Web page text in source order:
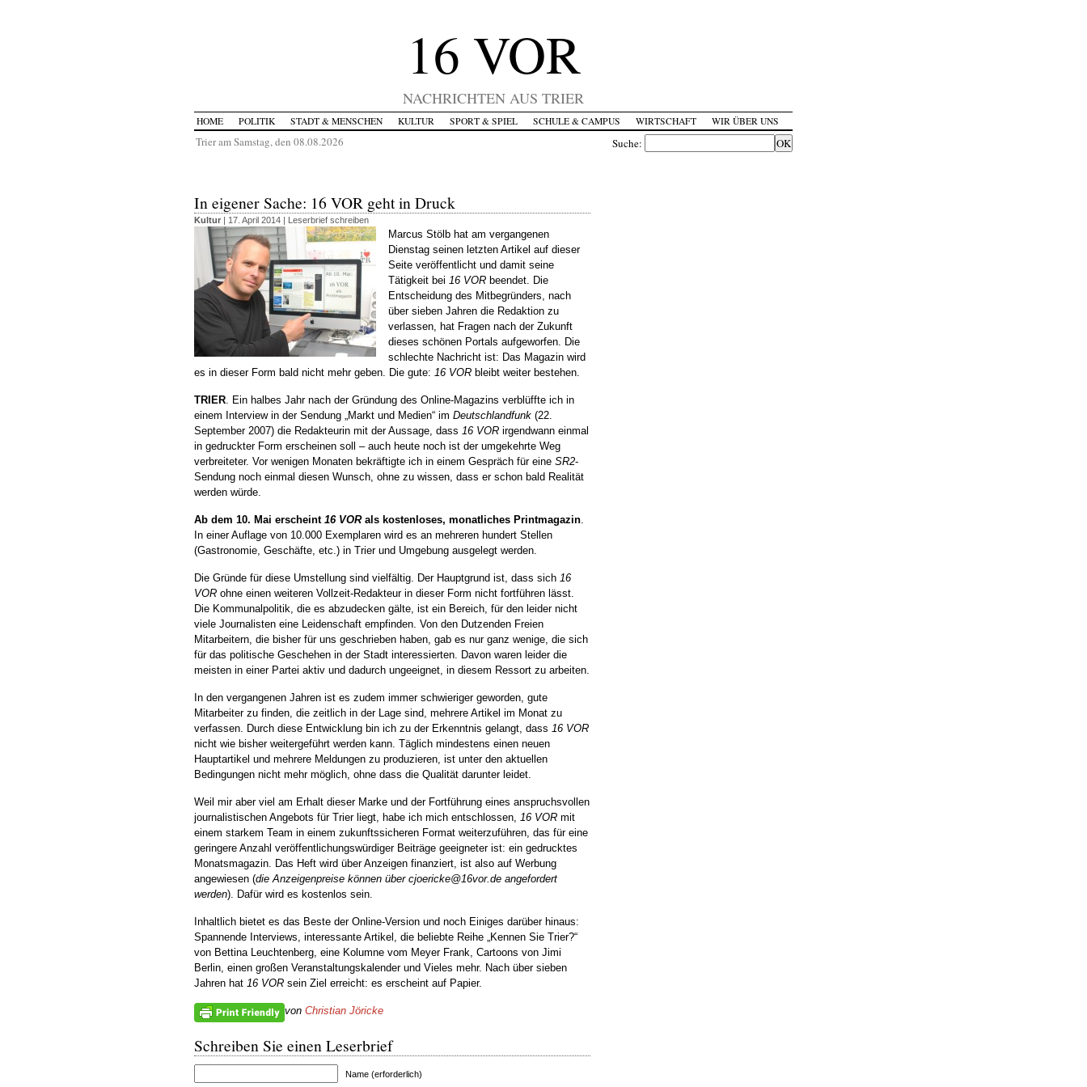
16 VOR
NACHRICHTEN AUS TRIER
HOME POLITIK STADT & MENSCHEN KULTUR SPORT & SPIEL SCHULE & CAMPUS WIRTSCHAFT WIR ÜBER UNS
Trier am Samstag, den 08.08.2026 Suche:
In eigener Sache: 16 VOR geht in Druck
Kultur | 17. April 2014 | Leserbrief schreiben
Marcus Stölb hat am vergangenen
Dienstag seinen letzten Artikel auf dieser
Seite veröffentlicht und damit seine
Tätigkeit bei 16 VOR beendet. Die
Entscheidung des Mitbegründers, nach
über sieben Jahren die Redaktion zu
verlassen, hat Fragen nach der Zukunft
dieses schönen Portals aufgeworfen. Die
schlechte Nachricht ist: Das Magazin wird
es in dieser Form bald nicht mehr geben. Die gute: 16 VOR bleibt weiter bestehen.
TRIER. Ein halbes Jahr nach der Gründung des Online-Magazins verblüffte ich in
einem Interview in der Sendung „Markt und Medien“ im Deutschlandfunk (22.
September 2007) die Redakteurin mit der Aussage, dass 16 VOR irgendwann einmal
in gedruckter Form erscheinen soll – auch heute noch ist der umgekehrte Weg
verbreiteter. Vor wenigen Monaten bekräftigte ich in einem Gespräch für eine SR2-
Sendung noch einmal diesen Wunsch, ohne zu wissen, dass er schon bald Realität
werden würde.
Ab dem 10. Mai erscheint 16 VORals kostenloses, monatliches Printmagazin.
In einer Auflage von 10.000 Exemplaren wird es an mehreren hundert Stellen
(Gastronomie, Geschäfte, etc.) in Trier und Umgebung ausgelegt werden.
Die Gründe für diese Umstellung sind vielfältig. Der Hauptgrund ist, dass sich 16
VOR ohne einen weiteren Vollzeit-Redakteur in dieser Form nicht fortführen lässt.
Die Kommunalpolitik, die es abzudecken gälte, ist ein Bereich, für den leider nicht
viele Journalisten eine Leidenschaft empfinden. Von den Dutzenden Freien
Mitarbeitern, die bisher für uns geschrieben haben, gab es nur ganz wenige, die sich
für das politische Geschehen in der Stadt interessierten. Davon waren leider die
meisten in einer Partei aktiv und dadurch ungeeignet, in diesem Ressort zu arbeiten.
In den vergangenen Jahren ist es zudem immer schwieriger geworden, gute
Mitarbeiter zu finden, die zeitlich in der Lage sind, mehrere Artikel im Monat zu
verfassen. Durch diese Entwicklung bin ich zu der Erkenntnis gelangt, dass 16 VOR
nicht wie bisher weitergeführt werden kann. Täglich mindestens einen neuen
Hauptartikel und mehrere Meldungen zu produzieren, ist unter den aktuellen
Bedingungen nicht mehr möglich, ohne dass die Qualität darunter leidet.
Weil mir aber viel am Erhalt dieser Marke und der Fortführung eines anspruchsvollen
journalistischen Angebots für Trier liegt, habe ich mich entschlossen, 16 VOR mit
einem starkem Team in einem zukunftssicheren Format weiterzuführen, das für eine
geringere Anzahl veröffentlichungswürdiger Beiträge geeigneter ist: ein gedrucktes
Monatsmagazin. Das Heft wird über Anzeigen finanziert, ist also auf Werbung
angewiesen (die Anzeigenpreise können über cjoericke@16vor.de angefordert
werden). Dafür wird es kostenlos sein.
Inhaltlich bietet es das Beste der Online-Version und noch Einiges darüber hinaus:
Spannende Interviews, interessante Artikel, die beliebte Reihe „Kennen Sie Trier?“
von Bettina Leuchtenberg, eine Kolumne vom Meyer Frank, Cartoons von Jimi
Berlin, einen großen Veranstaltungskalender und Vieles mehr. Nach über sieben
Jahren hat 16 VOR sein Ziel erreicht: es erscheint auf Papier.
von Christian Jöricke
Schreiben Sie einen Leserbrief
Name (erforderlich)